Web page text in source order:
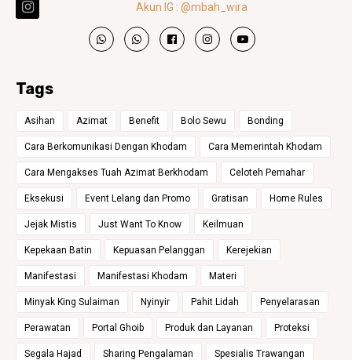
Akun IG : @mbah_wira
Tags
Asihan Azimat Benefit Bolo Sewu Bonding
Cara Berkomunikasi Dengan Khodam Cara Memerintah Khodam
Cara Mengakses Tuah Azimat Berkhodam Celoteh Pemahar
Eksekusi Event Lelang dan Promo Gratisan Home Rules
Jejak Mistis Just Want To Know Keilmuan
Kepekaan Batin Kepuasan Pelanggan Kerejekian
Manifestasi Manifestasi Khodam Materi
Minyak King Sulaiman Nyinyir Pahit Lidah Penyelarasan
Perawatan Portal Ghoib Produk dan Layanan Proteksi
Segala Hajad Sharing Pengalaman Spesialis Trawangan